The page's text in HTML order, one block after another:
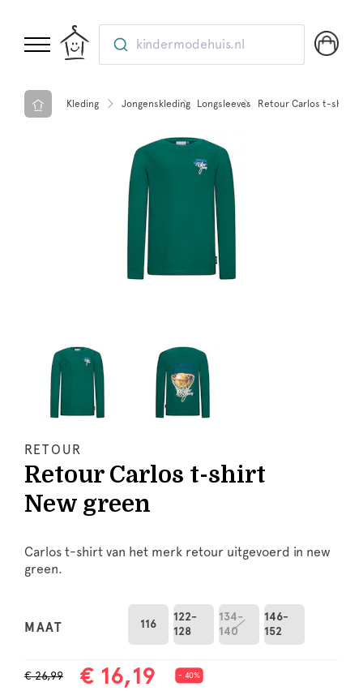
kindermodehuis.nl
Kleding Jongenskleding Longsleeves Retour Carlos t-shirt
RETOUR
Retour Carlos t-shirt
New green
Carlos t-shirt van het merk retour uitgevoerd in new
green.
MAAT 116
122-
128
134-
140
146-
152
€ 26,99 € 16,19 - 40%